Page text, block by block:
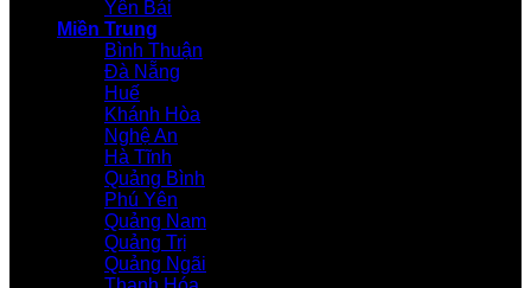
Yên Bái
Miền Trung
Bình Thuận
Đà Nẵng
Huế
Khánh Hòa
Nghệ An
Hà Tĩnh
Quảng Bình
Phú Yên
Quảng Nam
Quảng Trị
Quảng Ngãi